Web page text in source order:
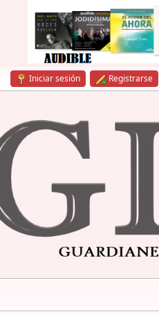
Iniciar sesión Registrarse